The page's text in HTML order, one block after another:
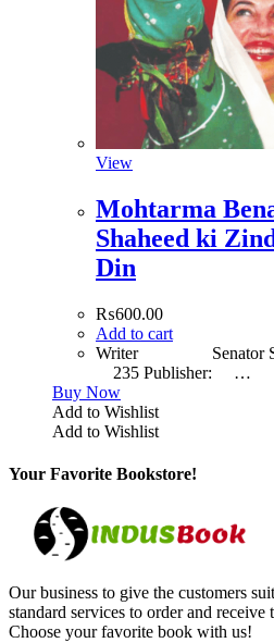
View
Mohtarma
Shaheed ki
Din
₨600.00
Add to cart
Writer Senator
235 Publisher: …
Buy Now
Add to Wishlist
Add to Wishlist
Your Favorite Bookstore!
Our business to give the customers
standard services to order and receive
Choose your favorite book with us!